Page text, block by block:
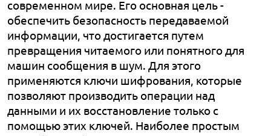
современном мире. Его основная цель -
обеспечить безопасность передаваемой
информации, что достигается путем
превращения читаемого или понятного для
машин сообщения в шум. Для этого
применяются ключи шифрования, которые
позволяют производить операции над
данными и их восстановление только с
помощью этих ключей. Наиболее простым